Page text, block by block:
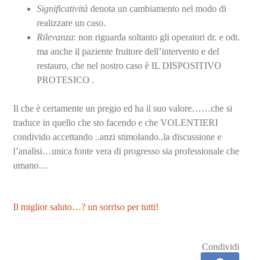
Significatività denota un cambiamento nel modo di
realizzare un caso.
Rilevanza: non riguarda soltanto gli operatori dr. e odt.
ma anche il paziente fruitore dell’intervento e del
restauro, che nel nostro caso è IL DISPOSITIVO
PROTESICO .
Il che è certamente un pregio ed ha il suo valore……che si
traduce in quello che sto facendo e che VOLENTIERI
condivido accettando ..anzi stimolando..la discussione e
l’analisi…unica fonte vera di progresso sia professionale che
umano…
Il miglior saluto…? un sorriso per tutti!
Condividi